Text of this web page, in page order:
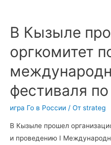
Санкт-
Петербурге
В Кызыле
оргкомитет
фестиваля по
игра Го в России / От strateg
В Кызыле прошел
и проведению I